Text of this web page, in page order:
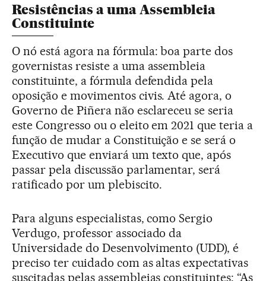
Resistências a uma Assembleia
Constituinte
O nó está agora na fórmula: boa parte dos
governistas resiste a uma assembleia
constituinte, a fórmula defendida pela
oposição e movimentos civis. Até agora, o
Governo de Piñera não esclareceu se seria
este Congresso ou o eleito em 2021 que teria a
função de mudar a Constituição e se será o
Executivo que enviará um texto que, após
passar pela discussão parlamentar, será
ratificado por um plebiscito.
Para alguns especialistas, como Sergio
Verdugo, professor associado da
Universidade do Desenvolvimento (UDD), é
preciso ter cuidado com as altas expectativas
suscitadas pelas assembleias constituintes: “As